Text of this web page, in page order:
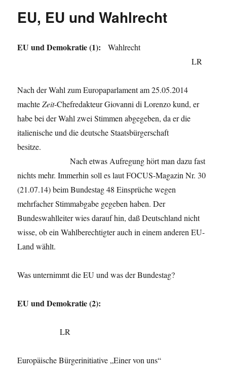
ist
ist
es?
EU, EU und Wahlrecht
EU und Demokratie (1): Wahlrecht
LR
Nach der Wahl zum Europaparlament am 25.05.2014
machteZeit-Chefredakteur Giovanni di Lorenzo kund, er
habe bei der Wahl zwei Stimmen abgegeben, da er die
italienische und die deutsche Staatsbürgerschaft
besitze.
Nach etwas Aufregung hört man dazu fast
nichts mehr. Immerhin soll es laut FOCUS-Magazin Nr. 30
(21.07.14) beim Bundestag 48 Einsprüche wegen
mehrfacher Stimmabgabe gegeben haben. Der
Bundeswahlleiter wies darauf hin, daß Deutschland nicht
wisse, ob ein Wahlberechtigter auch in einem anderen EU-
Land wählt.
Was unternimmt die EU und was der Bundestag?
EU und Demokratie (2):
LR
Europäische Bürgerinitiative „Einer von uns“